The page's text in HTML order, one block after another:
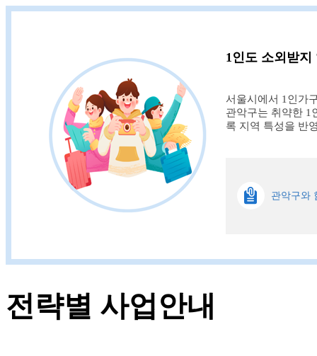
1인도 소외받
서울시에서 1인가
관악구는 취약한 1
록 지역 특성을 반
관악구와
전략별 사업안내